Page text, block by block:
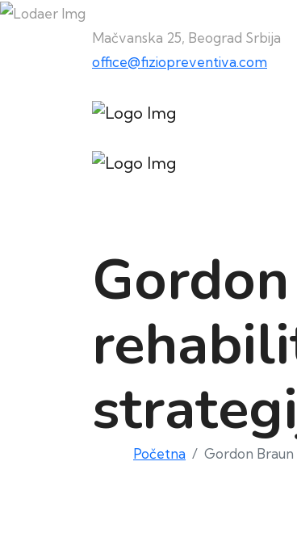
Mačvanska 25, Beograd Srbija
office@fiziopreventiva.com
Početna Gordon